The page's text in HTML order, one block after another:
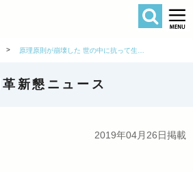
全国革新懇
検索
>
新懇ニュース
2019年04月26日掲載